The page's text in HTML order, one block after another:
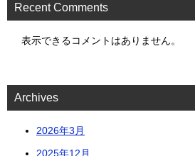
Recent Comments
表示できるコメントはありません。
Archives
2026年3月
2025年12月